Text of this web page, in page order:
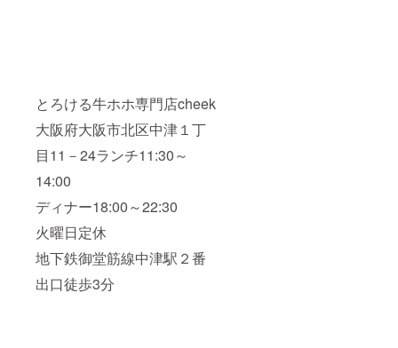
とろける牛ホホ専門店cheek
大阪府大阪市北区中津１丁
目11－24ランチ11:30～
14:00
ディナー18:00～22:30
火曜日定休
地下鉄御堂筋線中津駅２番
出口徒歩3分